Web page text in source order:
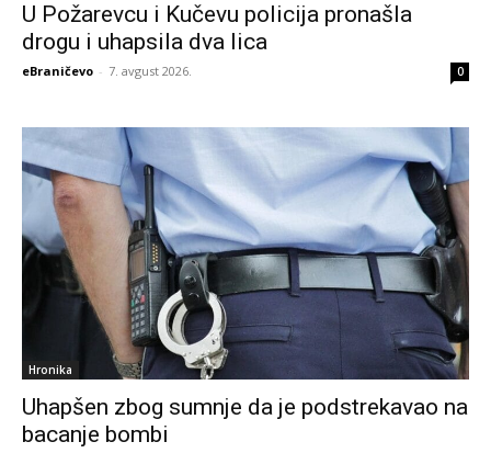
U Požarevcu i Kučevu policija pronašla
drogu i uhapsila dva lica
eBraničevo - 7. avgust 2026. 0
Hronika
Uhapšen zbog sumnje da je podstrekavao na
bacanje bombi